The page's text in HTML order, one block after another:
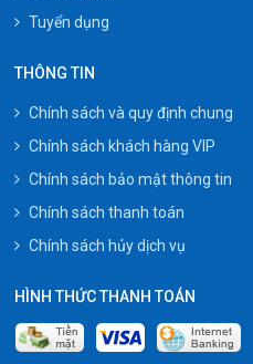
Tuyển dụng
THÔNG TIN
Chính sách và quy định chung
Chính sách khách hàng VIP
Chính sách bảo mật thông tin
Chính sách thanh toán
Chính sách hủy dịch vụ
HÌNH THỨC THANH TOÁN